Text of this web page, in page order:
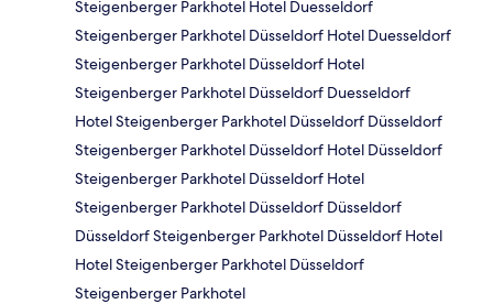
Steigenberger Parkhotel Hotel Duesseldorf
Steigenberger Parkhotel Düsseldorf Hotel Duesseldorf
Steigenberger Parkhotel Düsseldorf Hotel
Steigenberger Parkhotel Düsseldorf Duesseldorf
Hotel Steigenberger Parkhotel Düsseldorf Düsseldorf
Steigenberger Parkhotel Düsseldorf Hotel Düsseldorf
Steigenberger Parkhotel Düsseldorf Hotel
Steigenberger Parkhotel Düsseldorf Düsseldorf
Düsseldorf Steigenberger Parkhotel Düsseldorf Hotel
Hotel Steigenberger Parkhotel Düsseldorf
Steigenberger Parkhotel